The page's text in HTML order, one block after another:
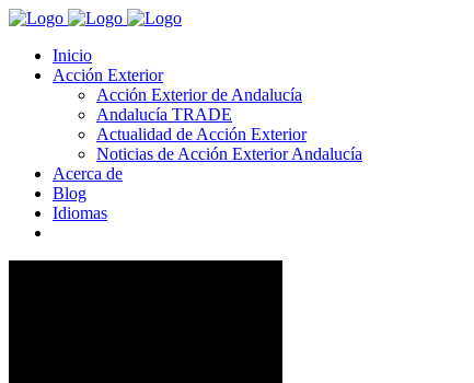
Inicio
Acción Exterior
Acción Exterior de Andalucía
Andalucía TRADE
Actualidad de Acción Exterior
Noticias de Acción Exterior Andalucía
Acerca de
Blog
Idiomas